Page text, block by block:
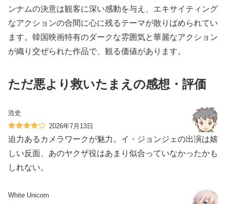
ンナムの決意は観客に深い感動を与え、エキサイティング
なアクションの合間に心に残るテーマが散りばめられてい
ます。韓国映画特有のダークな雰囲気と華麗なアクション
が織り交ぜられた作品で、観る価値があります。
ただ悪より救いたまえの感想・評価
浩史
2026年7月13日
迫力あるカメラワークが魅力。イ・ジョンジェの出演は嬉
しい反面、あのヤクザ役はあまり似合っていなかったかも
しれない。
White Unicorn